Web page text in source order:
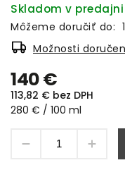
140 €
113,82 € bez DPH
280 € / 100 ml
Skladom v predajni
Môžeme doručiť do:
Možnosti